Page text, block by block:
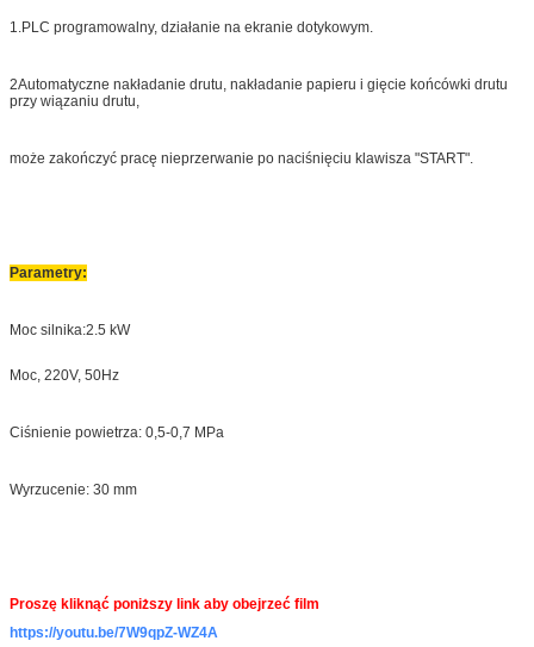
1.PLC programowalny, działanie na ekranie dotykowym.
2Automatyczne nakładanie drutu, nakładanie papieru i gięcie końcówki drutu
przy wiązaniu drutu,
może zakończyć pracę nieprzerwanie po naciśnięciu klawisza "START".
Parametry:
Moc silnika:2.5 kW
Moc, 220V, 50Hz
Ciśnienie powietrza: 0,5-0,7 MPa
Wyrzucenie: 30 mm
Proszę kliknąć poniższy link aby obejrzeć film
https://youtu.be/7W9qpZ-WZ4A